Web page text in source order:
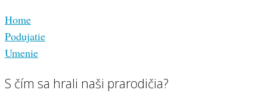
Home
Podujatie
Umenie
S čím sa hrali naši prarodičia?